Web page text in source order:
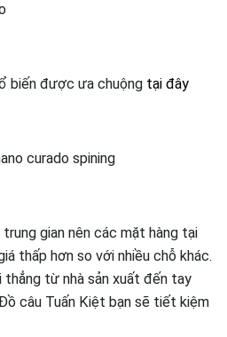
biến được ưa chuộng tại đây
trung gian nên các mặt hàng tại
thấp hơn so với nhiều chỗ khác.
thẳng từ nhà sản xuất đến tay
câu Tuấn Kiệt bạn sẽ tiết kiệm